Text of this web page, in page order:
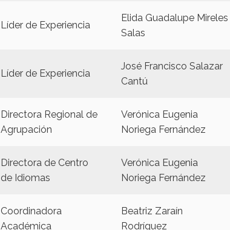
Líder de Experiencia
Elida Guadalupe Mireles
Salas
Líder de Experiencia
José Francisco Salazar
Cantú
Directora Regional de
Agrupación
Verónica Eugenia
Noriega Fernández
Directora de Centro
de Idiomas
Verónica Eugenia
Noriega Fernández
Coordinadora
Académica
Beatriz Zaraín
Rodríguez